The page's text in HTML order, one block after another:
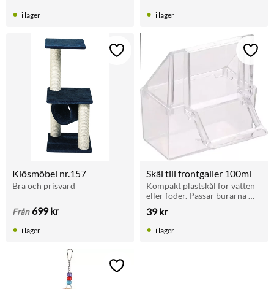
i lager i lager
Klösmöbel nr.157
Bra och prisvärd
Från 699kr
Lägg till i favoriter
i lager
Skål till frontgaller 100ml
Kompakt plastskål för vatten
eller foder. Passar burarna
fästa i frontgaller.
39kr
Lägg
i lager
Lägg till i favoriter